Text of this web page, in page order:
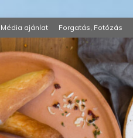
Média ajánlat Forgatás, Fotózás